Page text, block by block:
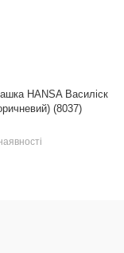
HANSA Василіск
(8037)